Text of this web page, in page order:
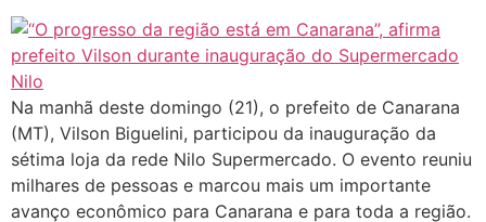
Na manhã deste domingo (21), o prefeito de Canarana
(MT), Vilson Biguelini, participou da inauguração da
sétima loja da rede Nilo Supermercado. O evento reuniu
milhares de pessoas e marcou mais um importante
avanço econômico para Canarana e para toda a região.